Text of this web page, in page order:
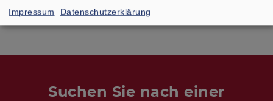
PL 7 RV - 4 Ohm
Suchen Sie nach einer
Impressum Datenschutzerklärung